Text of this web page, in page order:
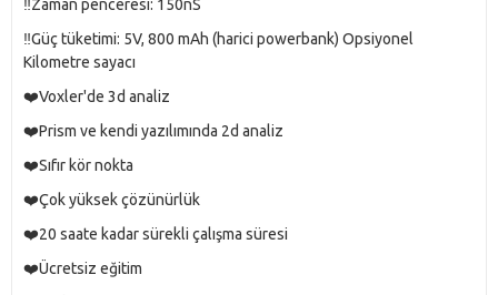
‼️Zaman penceresi: 150nS
‼️Güç tüketimi: 5V, 800 mAh (harici powerbank) Opsiyonel
Kilometre sayacı
❤️Voxler'de 3d analiz
❤️Prism ve kendi yazılımında 2d analiz
❤️Sıfır kör nokta
❤️Çok yüksek çözünürlük
❤️20 saate kadar sürekli çalışma süresi
❤️Ücretsiz eğitim